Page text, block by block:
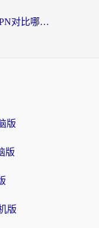
斧牛VPN好用吗？和六毫秒VPN对比哪个回国效果更好？海外党亲测实用指南
版
版
版